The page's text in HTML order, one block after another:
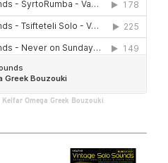
Omega Greek Bouzouki